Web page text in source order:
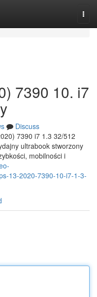
7390 10. i7
Discuss
7390 i7 1.3 32/512
ultrabook stworzony
mobilności i
13-2020-7390-10-i7-1-3-